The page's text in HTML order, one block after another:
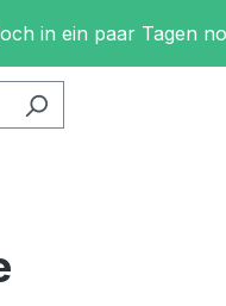
in ein paar Tagen